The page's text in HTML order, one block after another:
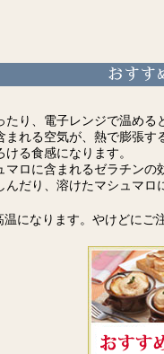
おすす
り、電子レンジで温める
まれる空気が、熱で膨張
る食感になります。
ロに含まれるゼラチンの
んだり、溶けたマシュマ
になります。やけどにご